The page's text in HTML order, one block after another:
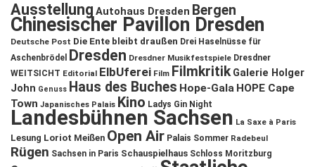
Ausstellung Autohaus Dresden Bergen
Chinesischer Pavillon Dresden
Deutsche Post Die Ente bleibt draußen Drei Haselnüsse für
Aschenbrödel
Dresden Dresdner Musikfestspiele Dresdner
WEITSICHT Editorial ElbUferei Film Filmkritik Galerie Holger
John Genuss Haus des Buches Hope-Gala HOPE Cape
Town Japanisches Palais Kino Ladys Gin Night
Landesbühnen Sachsen La Saxe à Paris
Lesung Loriot Meißen Open Air Palais Sommer Radebeul
Rügen Sachsen in Paris Schauspielhaus Schloss Moritzburg